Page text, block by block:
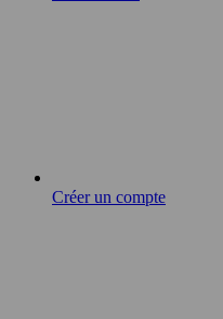
Créer un compte